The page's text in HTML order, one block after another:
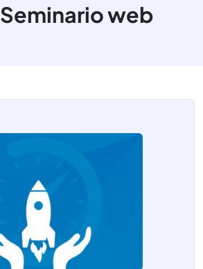
Seminario web